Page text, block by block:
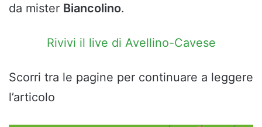
da mister Biancolino.
Rivivi il live di Avellino-Cavese
Scorri tra le pagine per continuare a leggere
l’articolo